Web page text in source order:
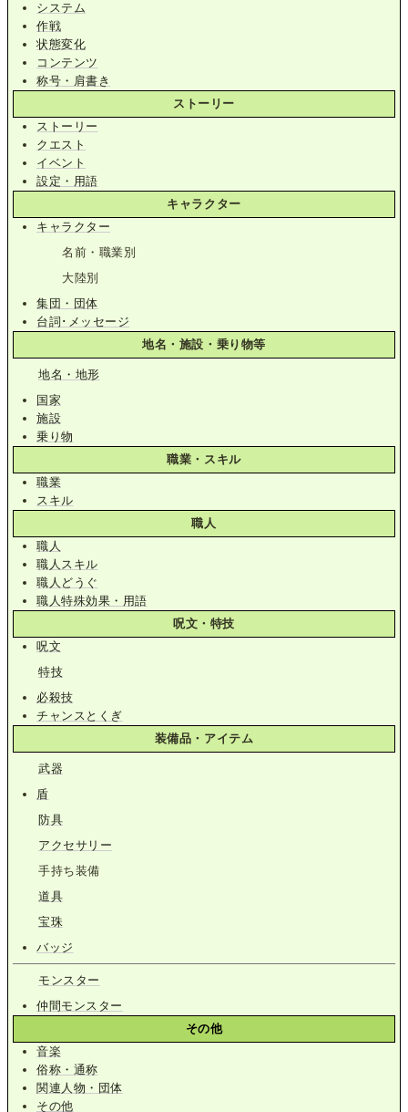
システム
作戦
状態変化
コンテンツ
称号・肩書き
ストーリー
ストーリー
クエスト
イベント
設定・用語
キャラクター
キャラクター
名前・職業別
大陸別
集団・団体
台詞･メッセージ
地名・施設・乗り物等
地名・地形
国家
施設
乗り物
職業・スキル
職業
スキル
職人
職人
職人スキル
職人どうぐ
職人特殊効果・用語
呪文・特技
呪文
特技
必殺技
チャンスとくぎ
装備品・アイテム
武器
盾
防具
アクセサリー
手持ち装備
道具
宝珠
バッジ
モンスター
仲間モンスター
その他
音楽
俗称・通称
関連人物・団体
その他